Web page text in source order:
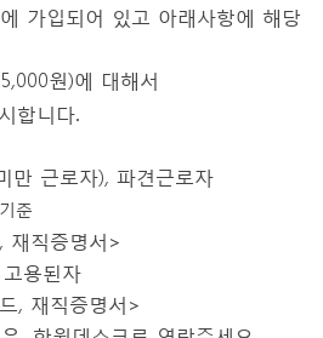
가입되어 있고 아래사항에 해당
원)에 대해서
합니다.
만 근로자), 파견근로자
준
재직증명서>
용된자
, 재직증명서>